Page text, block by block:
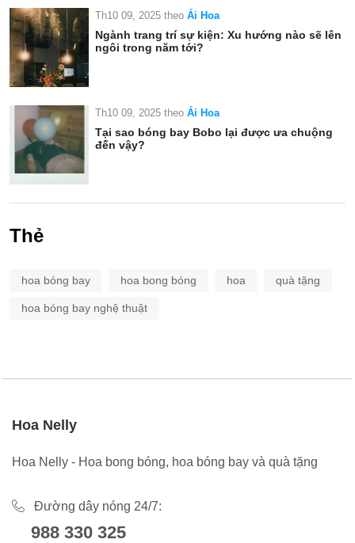
Th10 09, 2025 theo Ái Hoa
Ngành trang trí sự kiện: Xu hướng nào sẽ lên
ngôi trong năm tới?
Th10 09, 2025 theo Ái Hoa
Tại sao bóng bay Bobo lại được ưa chuộng
đến vậy?
Thẻ
hoa bóng bay hoa bong bóng hoa quà tặng
hoa bóng bay nghệ thuật
Hoa Nelly
Hoa Nelly - Hoa bong bóng, hoa bóng bay và quà tặng
Đường dây nóng 24/7:
988 330 325